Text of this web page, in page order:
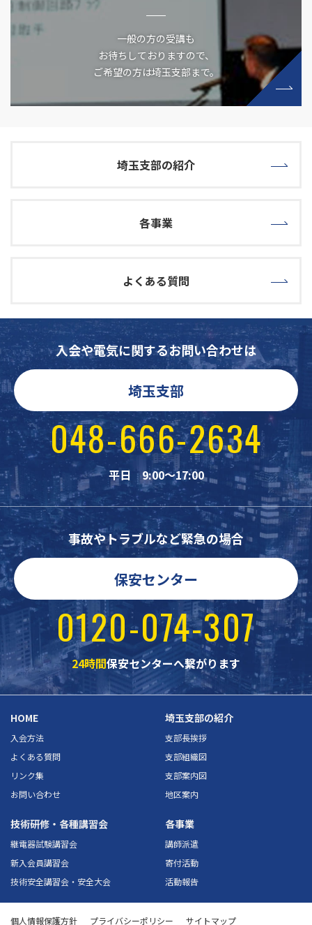
一般の方の受講も
お待ちしておりますので、
ご希望の方は埼玉支部まで。
埼玉支部の紹介
各事業
よくある質問
入会や電気に関するお問い合わせは
埼玉支部
048-666-2634
平日 9:00～17:00
事故やトラブルなど緊急の場合
保安センター
0120-074-307
24時間保安センターへ繋がります
HOME
入会方法
よくある質問
リンク集
お問い合わせ
埼玉支部の紹介
支部長挨拶
支部組織図
支部案内図
地区案内
技術研修・各種講習会
継電器試験講習会
新入会員講習会
技術安全講習会・安全大会
各事業
講師派遣
寄付活動
活動報告
個人情報保護方針 プライバシーポリシー サイトマップ